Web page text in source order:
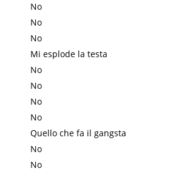
No
No
No
Mi esplode la testa
No
No
No
No
Quello che fa il gangsta
No
No